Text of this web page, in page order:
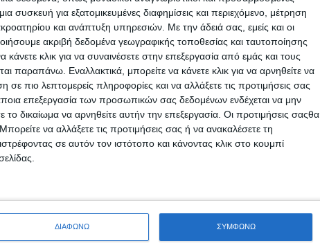
συσκευή για εξατομικευμένες διαφημίσεις και περιεχόμενο, μέτρηση
και ανάπτυξη υπηρεσιών. Με την άδειά σας, εμείς και οι
ακριβή δεδομένα γεωγραφικής τοποθεσίας και ταυτοποίησης
κλικ για να συναινέσετε στην επεξεργασία από εμάς και τους
παραπάνω. Εναλλακτικά, μπορείτε να κάνετε κλικ για να αρνηθείτε να
πιο λεπτομερείς πληροφορίες και να αλλάξετε τις προτιμήσεις σας
επεξεργασία των προσωπικών σας δεδομένων ενδέχεται να μην
το δικαίωμα να αρνηθείτε αυτήν την επεξεργασία. Οι προτιμήσεις σαςθα
να αλλάξετε τις προτιμήσεις σας ή να ανακαλέσετε τη
σε αυτόν τον ιστότοπο και κάνοντας κλικ στο κουμπί
ΔΙΑΦΩΝΩ ΣΥΜΦΩΝΩ
ευκαιρία να συζητήσεις προσωπικά με κορυφαίες σχολές
του σπιτιού σου.
εισαγωγής σε Master ή MBA από τα IE Business School,
σύμβουλο προκειμένου να σε βοηθήσει να βρεις το σωστό
της σχολής της επιλογής σου σε χρόνο που θα σε
της διοίκησης.